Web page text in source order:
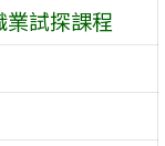
試探課程